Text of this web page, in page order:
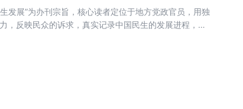
发展”为办刊宗旨，核心读者定位于地方党政官员，用独
，反映民众的诉求，真实记录中国民生的发展进程，力